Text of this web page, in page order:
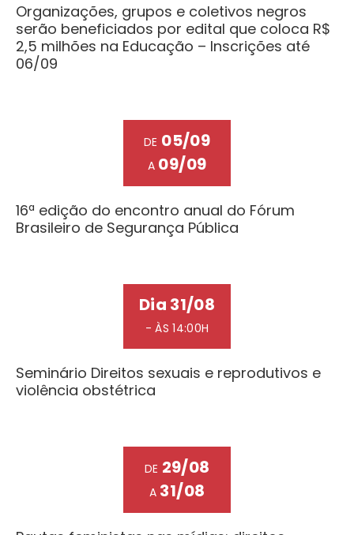
Organizações, grupos e coletivos negros
serão beneficiados por edital que coloca R$
2,5 milhões na Educação – Inscrições até
06/09
DE 05/09
A 09/09
16ª edição do encontro anual do Fórum
Brasileiro de Segurança Pública
Dia 31/08
- ÀS 14:00H
Seminário Direitos sexuais e reprodutivos e
violência obstétrica
DE 29/08
A 31/08